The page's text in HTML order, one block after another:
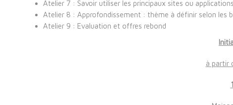
Atelier 7 : Savoir utiliser les principaux sites ou
Atelier 8 : Approfondissement : thème à définir selon les
Atelier 9 : Evaluation et offres rebond
à partir